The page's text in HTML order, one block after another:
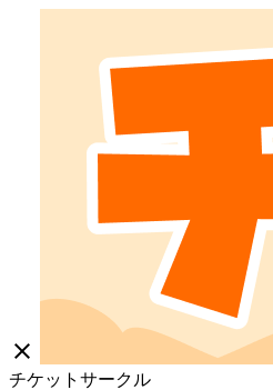
close
チケットサークル